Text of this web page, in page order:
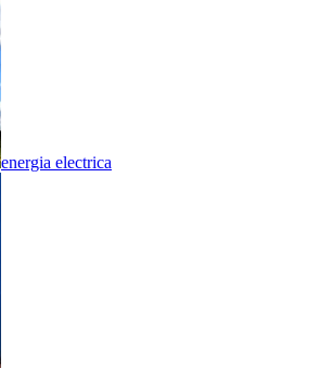
energia electrica